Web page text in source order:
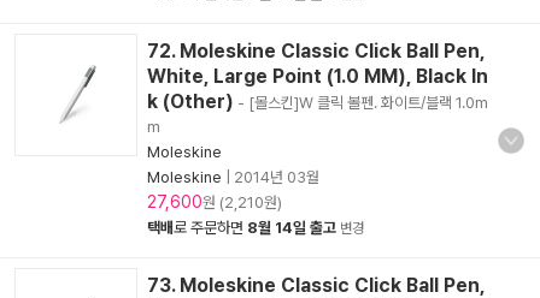
72. Moleskine Classic Click Ball Pen,
White, Large Point (1.0 MM), Black In
k (Other) - [몰스킨]W 클릭 볼펜. 화이트/블랙 1.0m
m
Moleskine
Moleskine
2014년 03월
27,600원 (2,210원)
택배로 주문하면 8월 14일 출고 변경
73. Moleskine Classic Click Ball Pen,